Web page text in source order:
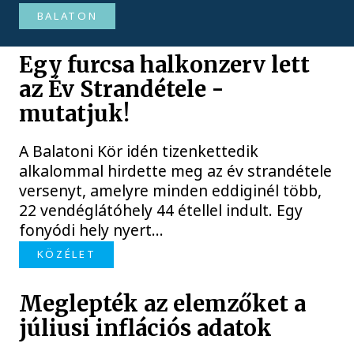
BALATON
Egy furcsa halkonzerv lett
az Év Strandétele -
mutatjuk!
A Balatoni Kör idén tizenkettedik
alkalommal hirdette meg az év strandétele
versenyt, amelyre minden eddiginél több,
22 vendéglátóhely 44 étellel indult. Egy
fonyódi hely nyert...
KÖZÉLET
Meglepték az elemzőket a
júliusi inflációs adatok